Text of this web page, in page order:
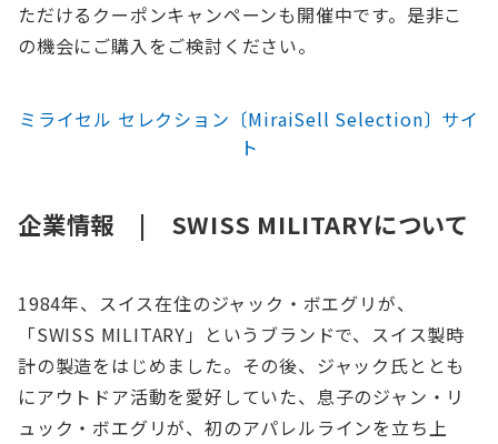
ただけるクーポンキャンペーンも開催中です。是非こ
の機会にご購入をご検討ください。
ミライセル セレクション〔MiraiSell Selection〕サイ
ト
企業情報 | SWISS MILITARYについて
1984年、スイス在住のジャック・ボエグリが、
「SWISS MILITARY」というブランドで、スイス製時
計の製造をはじめました。その後、ジャック氏ととも
にアウトドア活動を愛好していた、息子のジャン・リ
ュック・ボエグリが、初のアパレルラインを立ち上